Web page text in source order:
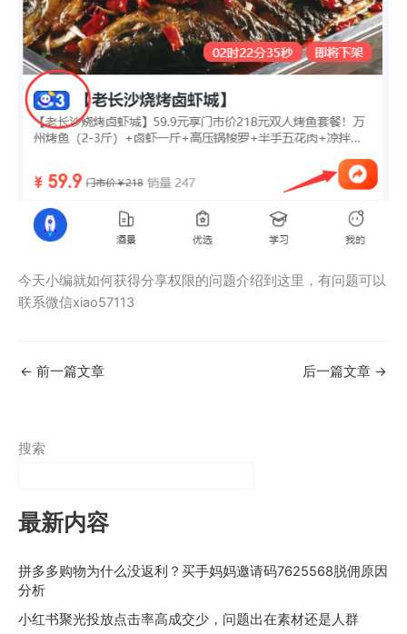
今天小编就如何获得分享权限的问题介绍到这里，有问题可以
联系微信xiao57113
← 前一篇文章 后一篇文章 →
搜索
最新内容
拼多多购物为什么没返利？买手妈妈邀请码7625568脱佣原因
分析
小红书聚光投放点击率高成交少，问题出在素材还是人群